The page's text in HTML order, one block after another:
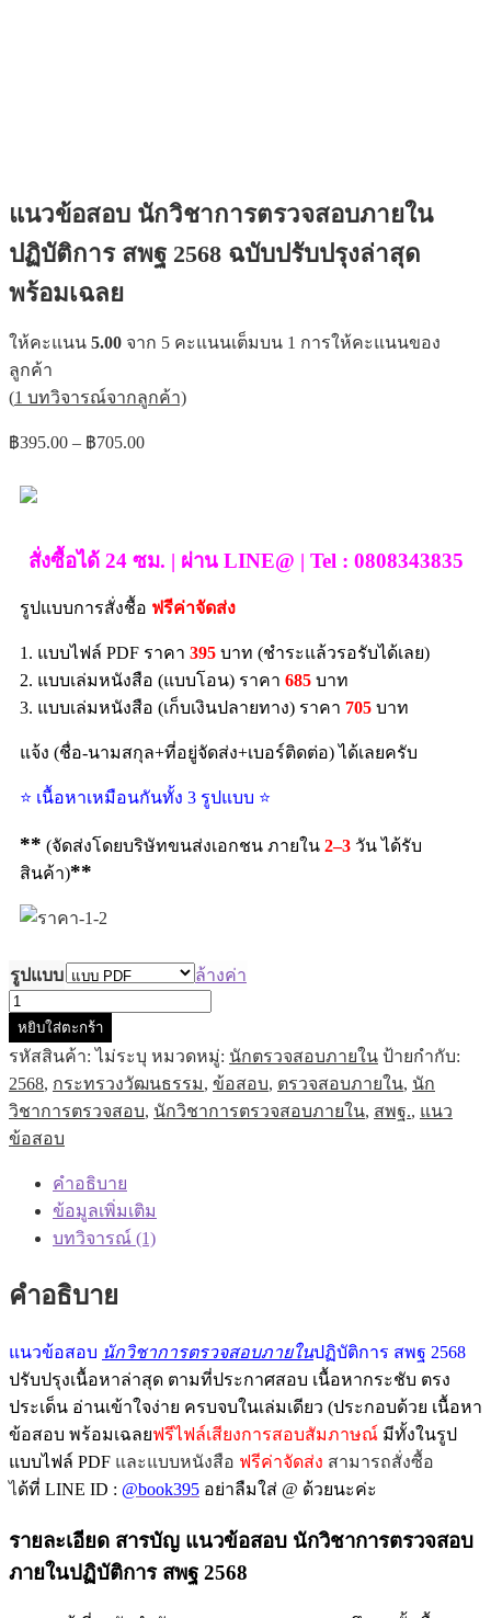
แนวข้อสอบ นักวิชาการตรวจสอบภายใน
ปฏิบัติการ สพฐ 2568 ฉบับปรับปรุงล่าสุด
พร้อมเฉลย
ให้คะแนน 5.00 จาก 5 คะแนนเต็มบน 1 การให้คะแนนของ
ลูกค้า
(1 บทวิจารณ์จากลูกค้า)
฿395.00 – ฿705.00
สั่งซื้อได้ 24 ซม. | ผ่าน LINE@ | Tel : 0808343835
รูปแบบการสั่งชื้อ ฟรีค่าจัดส่ง
1. แบบไฟล์ PDF ราคา 395 บาท (ชำระแล้วรอรับได้เลย)
2. แบบเล่มหนังสือ (แบบโอน) ราคา 685 บาท
3. แบบเล่มหนังสือ (เก็บเงินปลายทาง) ราคา 705 บาท
แจ้ง (ชื่อ-นามสกุล+ที่อยู่จัดส่ง+เบอร์ติดต่อ) ได้เลยครับ
⭐ เนื้อหาเหมือนกันทั้ง 3 รูปแบบ ⭐
** (จัดส่งโดยบริษัทขนส่งเอกชน ภายใน 2–3 วัน ได้รับ
สินค้า)**
รูปแบบ ล้างค่า
หยิบใส่ตะกร้า
รหัสสินค้า:ไม่ระบุ หมวดหมู่: นักตรวจสอบภายใน ป้ายกำกับ:
2568, กระทรวงวัฒนธรรม, ข้อสอบ, ตรวจสอบภายใน, นัก
วิชาการตรวจสอบ, นักวิชาการตรวจสอบภายใน, สพฐ., แนว
ข้อสอบ
คำอธิบาย
ข้อมูลเพิ่มเติม
บทวิจารณ์ (1)
คำอธิบาย
แนวข้อสอบ นักวิชาการตรวจสอบภายในปฏิบัติการ สพฐ 2568
ปรับปรุงเนื้อหาล่าสุด ตามที่ประกาศสอบ เนื้อหากระชับ ตรง
ประเด็น อ่านเข้าใจง่าย ครบจบในเล่มเดียว (ประกอบด้วย เนื้อหา
ข้อสอบ พร้อมเฉลยฟรีไฟล์เสียงการสอบสัมภาษณ์ มีทั้งในรูป
แบบไฟล์ PDF และแบบหนังสือ ฟรีค่าจัดส่ง สามารถสั่งซื้อ
ได้ที่ LINE ID : @book395 อย่าลืมใส่ @ ด้วยนะค่ะ
รายละเอียด สารบัญ แนวข้อสอบ นักวิชาการตรวจสอบ
ภายในปฏิบัติการ สพฐ 2568